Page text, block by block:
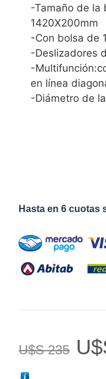
-Tamaño de la
1420X200mm
-Con bolsa de
-Deslizadores
-
en línea
-Diámetro de
Hasta en 6 cuotas
U$S235